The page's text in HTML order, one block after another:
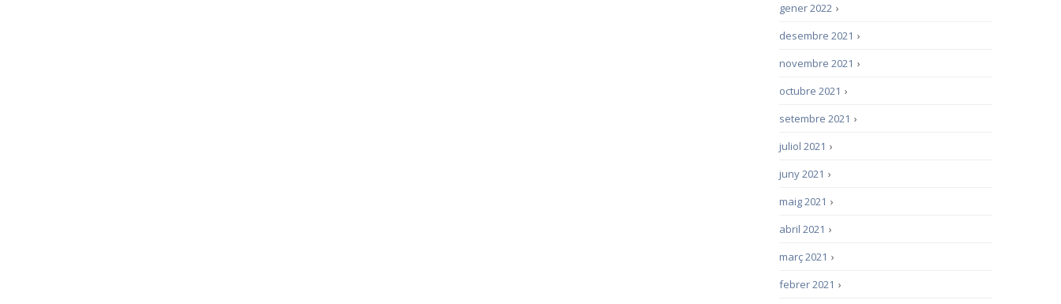
›
gener 2022
›
desembre 2021
›
novembre 2021
›
octubre 2021
›
setembre 2021
›
juliol 2021
›
juny 2021
›
maig 2021
›
abril 2021
›
març 2021
›
febrer 2021